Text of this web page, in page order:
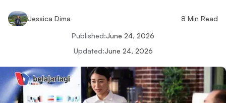
Jessica Dima 8 Min Read
Published:June 24, 2026
Updated:June 24, 2026